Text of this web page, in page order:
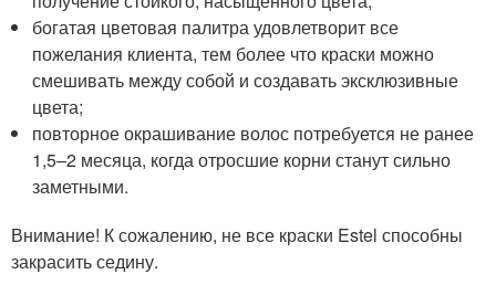
богатая цветовая палитра удовлетворит все
пожелания клиента, тем более что краски можно
смешивать между собой и создавать эксклюзивные
цвета;
повторное окрашивание волос потребуется не ранее
1,5–2 месяца, когда отросшие корни станут сильно
заметными.
Внимание! К сожалению, не все краски Estel способны
закрасить седину.